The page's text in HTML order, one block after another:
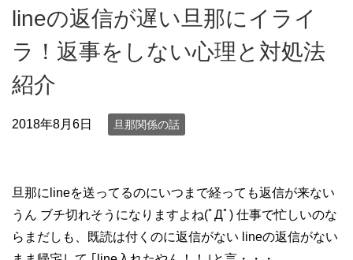
lineの返信が遅い旦那にイライ
ラ！返事をしない心理と対処法
紹介
2018年8月6日 旦那関係の話
旦那にlineを送ってるのにいつまで経っても返信が来ない
うん ブチ切れそうになりますよね(ﾟДﾟ) 仕事で忙しいのな
らまだしも、既読は付くのに返信がない lineの返信がない